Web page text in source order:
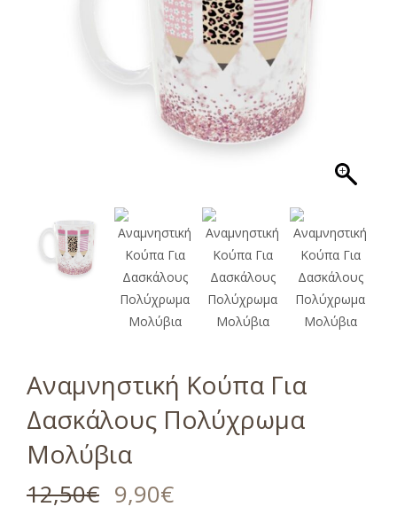
Αναμνηστική Κούπα Για
Δασκάλους Πολύχρωμα
Μολύβια
12,50€ 9,90€